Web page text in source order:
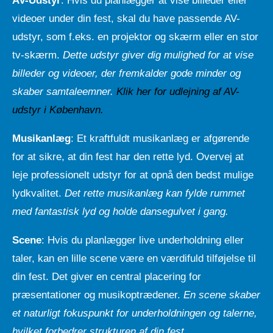
videoer under din fest, skal du have passende AV-
udstyr, som f.eks. en projektor og skærm eller en stor
tv-skærm. Dette udstyr giver dig mulighed for at vise
billeder og videoer, der fremkalder gode minder og
skaber samtaleemner. Klik her for udlejning af AV-
udstyr i København.
Musikanlæg: Et kraftfuldt musikanlæg er afgørende
for at sikre, at din fest har den rette lyd. Overvej at
leje professionelt udstyr for at opnå den bedst mulige
lydkvalitet. Det rette musikanlæg kan fylde rummet
med fantastisk lyd og holde dansegulvet i gang.
Scene: Hvis du planlægger live underholdning eller
taler, kan en lille scene være en værdifuld tilføjelse til
din fest. Det giver en central placering for
præsentationer og musikoptrædener. En scene skaber
et naturligt fokuspunkt for underholdningen og talerne,